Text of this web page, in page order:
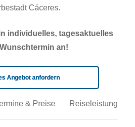
Cáceres.
individuelles, tagesaktuelles
an!
Angebot anfordern
& Preise Reiseleistungen